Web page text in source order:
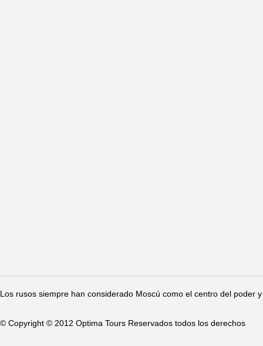
Los rusos siempre han considerado Moscú como el centro del poder
© Copyright © 2012 Optima Tours Reservados todos los derechos